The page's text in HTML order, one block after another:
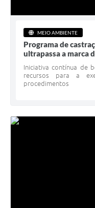
MEIO AMBIENTE
Programa de
ultrapassa a marca
Iniciativa contínua de
recursos para a
procedimentos